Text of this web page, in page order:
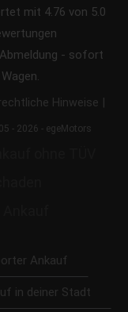
mit 4.76 von 5.0
- sofort
Hinweise |
- 2026 - egeMotors
Ankauf
in deiner Stadt